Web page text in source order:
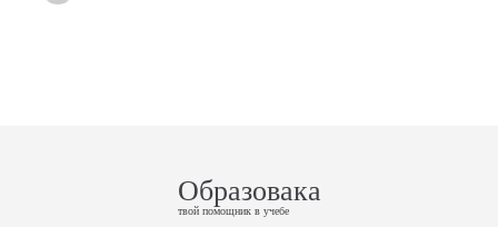
Образовака
твой помощник в учебе